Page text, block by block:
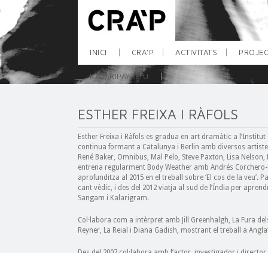
INICI CRA’P ACTIVITATS
KALARIPAYATTU
ESTHER FREIXA I RÀFOLS
Esther Freixa i Ràfols es gradua en art dramàtic a l’Institut
continua formant a Catalunya i Berlin amb diversos
René Baker, Omnibus, Mal Pelo, Steve Paxton, Lisa
entrena regularment Body Weather amb Andrés
aprofunditza al 2015 en el treball sobre ‘El cos de la veu’.
cant vèdic, i des del 2012 viatja al sud de l’Índia per
Sangam i Kalarigram.
Col·labora com a intèrpret amb Jill Greenhalgh, La Fura
Reyner, La Reial i Diana Gadish, mostrant el treball a